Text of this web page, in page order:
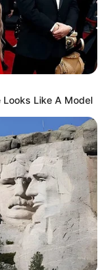
Like A Model